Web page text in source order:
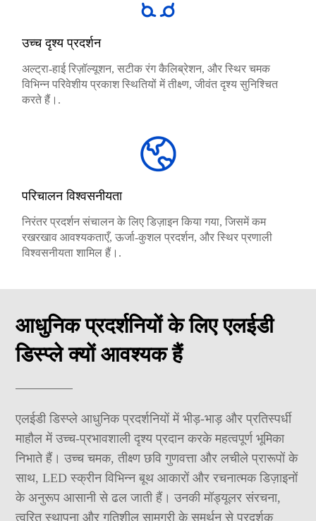
उच्च दृश्य प्रदर्शन
अल्ट्रा-हाई रिज़ॉल्यूशन, सटीक रंग कैलिब्रेशन, और स्थिर चमक
विभिन्न परिवेशीय प्रकाश स्थितियों में तीक्ष्ण, जीवंत दृश्य सुनिश्चित
करते हैं।.
परिचालन विश्वसनीयता
निरंतर प्रदर्शन संचालन के लिए डिज़ाइन किया गया, जिसमें कम
रखरखाव आवश्यकताएँ, ऊर्जा-कुशल प्रदर्शन, और स्थिर प्रणाली
विश्वसनीयता शामिल हैं।.
आधुनिक प्रदर्शनियों के लिए एलईडी
डिस्प्ले क्यों आवश्यक हैं
एलईडी डिस्प्ले आधुनिक प्रदर्शनियों में भीड़-भाड़ और प्रतिस्पर्धी
माहौल में उच्च-प्रभावशाली दृश्य प्रदान करके महत्वपूर्ण भूमिका
निभाते हैं। उच्च चमक, तीक्ष्ण छवि गुणवत्ता और लचीले प्रारूपों के
साथ, LED स्क्रीन विभिन्न बूथ आकारों और रचनात्मक डिज़ाइनों
के अनुरूप आसानी से ढल जाती हैं। उनकी मॉड्यूलर संरचना,
त्वरित स्थापना और गतिशील सामग्री के समर्थन से प्रदर्शक